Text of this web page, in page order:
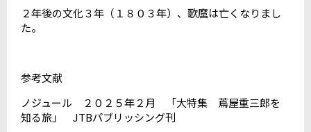
２年後の文化３年（１８０３年）、歌麿は亡くなりまし
た。
参考文献
ノジュール ２０２５年２月 「大特集 蔦屋重三郎を
知る旅」 JTBパブリッシング刊